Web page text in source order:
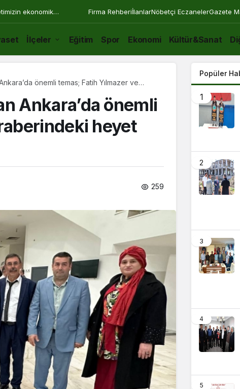
ekonomik Firma RehberiİlanlarNöbetçi EczanelerGazete
İlçeler Eğitim Spor Ekonomi Kültür&Sanat
önemli temas; Fatih Yılmazer ve
Ankara’da önemli
heyet
259
Popüler
1
2
3
4
5